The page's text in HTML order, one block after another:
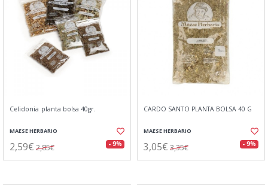
Celidonia planta bolsa 40gr.
MAESE HERBARIO
2,59€ 2,85€ - 9%
CARDO SANTO PLANTA BOLSA 40 G
MAESE HERBARIO
3,05€ 3,35€ - 9%